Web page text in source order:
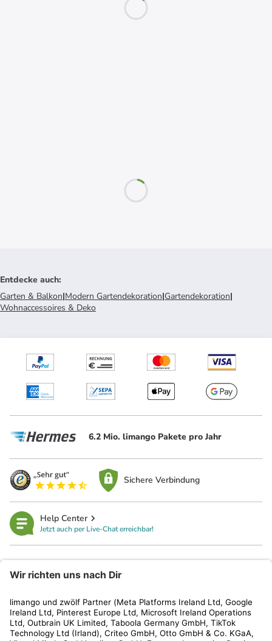
Entdecke auch:
Garten & Balkon|Modern Gartendekoration|Gartendekoration|
Wohnaccessoires & Deko
6.2 Mio. limango Pakete pro Jahr
Sichere Verbindung
Help Center
Jetzt auch per Live-Chat erreichbar!
Kundenservice